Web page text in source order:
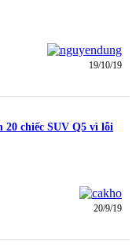
19/10/19
chiếc SUV Q5 vì lỗi
20/9/19